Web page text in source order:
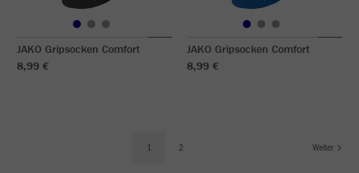
JAKO Gripsocken Comfort
8,99 €
JAKO Gripsocken Comfort
8,99 €
1 2 Weiter